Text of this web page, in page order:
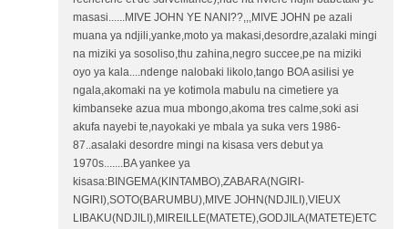
masasi......MIVE JOHN YE NANI??,,,MIVE JOHN pe azali
muana ya ndjili,yanke,moto ya makasi,desordre,azalaki mingi
na miziki ya sosoliso,thu zahina,negro succee,pe na miziki
oyo ya kala....ndenge nalobaki likolo,tango BOA asilisi ye
ngala,akomaki na ye kotimola mabulu na cimetiere ya
kimbanseke azua mua mbongo,akoma tres calme,soki asi
akufa nayebi te,nayokaki ye mbala ya suka vers 1986-
87..asalaki desordre mingi na kisasa vers debut ya
1970s.......BA yankee ya
kisasa:BINGEMA(KINTAMBO),ZABARA(NGIRI-
NGIRI),SOTO(BARUMBU),MIVE JOHN(NDJILI),VIEUX
LIBAKU(NDJILI),MIREILLE(MATETE),GODJILA(MATETE)ETC